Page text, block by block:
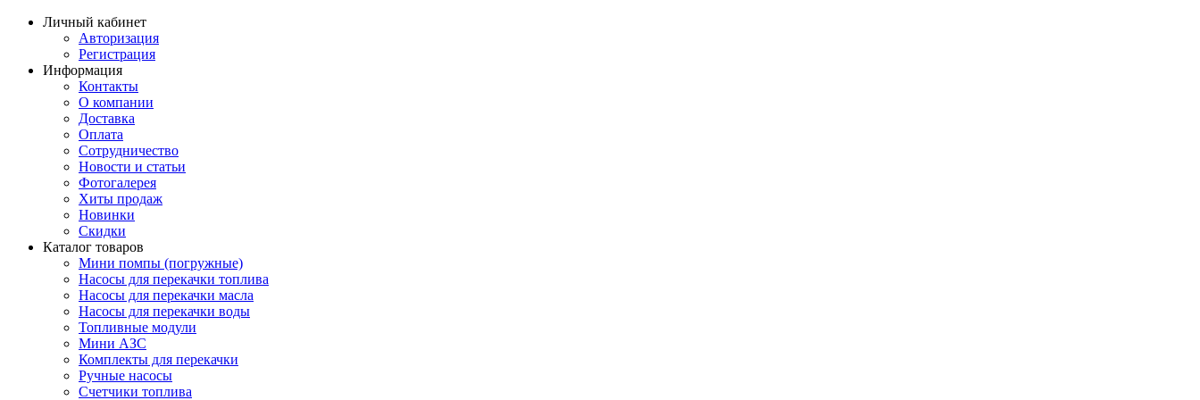
Личный кабинет
Авторизация
Регистрация
Информация
Контакты
О компании
Доставка
Оплата
Сотрудничество
Новости и статьи
Фотогалерея
Хиты продаж
Новинки
Скидки
Каталог товаров
Мини помпы (погружные)
Насосы для перекачки топлива
Насосы для перекачки масла
Насосы для перекачки воды
Топливные модули
Мини АЗС
Комплекты для перекачки
Ручные насосы
Счетчики топлива